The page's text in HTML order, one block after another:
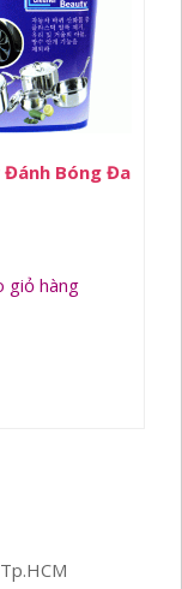
Đánh Bóng Đa
giỏ hàng